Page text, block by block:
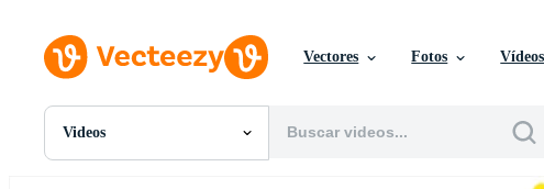
Vectores Fotos Vídeos
Videos
Todas Imágenes